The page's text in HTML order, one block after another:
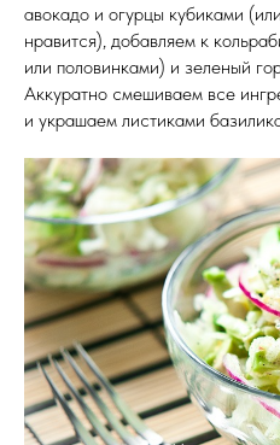
авокадо и огурцы кубиками
нравится), добавляем к
или половинками) и зеленый
Аккуратно смешиваем все
и украшаем листиками